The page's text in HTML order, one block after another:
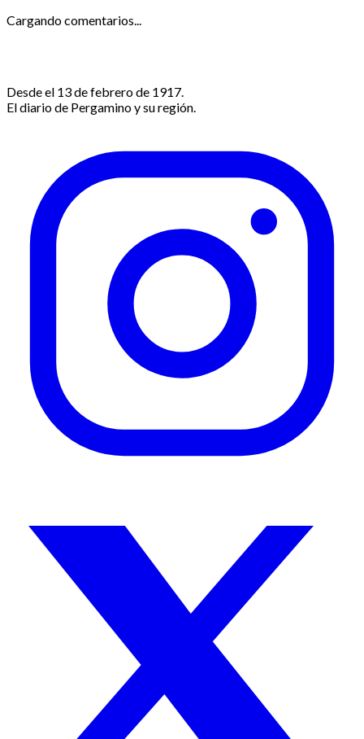
Cargando comentarios...
Desde el 13 de febrero de 1917.
El diario de Pergamino y su región.